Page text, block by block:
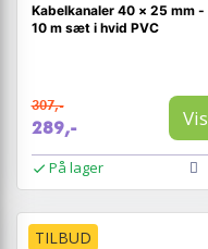
Kabelkanaler 40 × 25 mm -
10 m sæt i hvid PVC
307,-
289,- Vis
På lager
TILBUD